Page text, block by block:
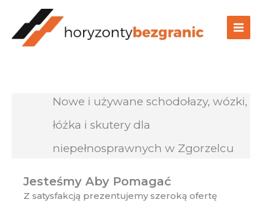
treści
Nowe i używane schodołazy, wózki,
łóżka i skutery dla
niepełnosprawnych w Zgorzelcu
Jesteśmy Aby Pomagać
Z satysfakcją prezentujemy szeroką ofertę